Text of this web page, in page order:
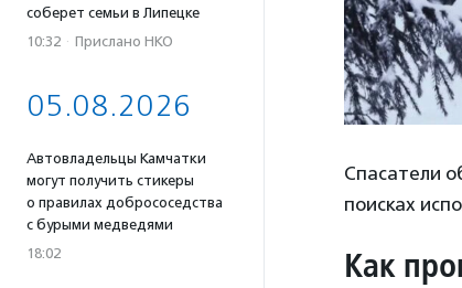
соберет семьи в Липецке
10:32 · Прислано НКО
05.08.2026
Автовладельцы Камчатки
могут получить стикеры
о правилах добрососедства
с бурыми медведями
18:02
Спасатели
поисках
Как